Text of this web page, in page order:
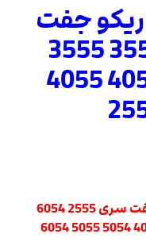
جفت
سری 6054 2555 3554 3555
3054 3055 4035 4054 4055
ریکو جفت سری 6054 2555
3554 3555 3054 3055 4035 4054 4055 5054 5055 6054